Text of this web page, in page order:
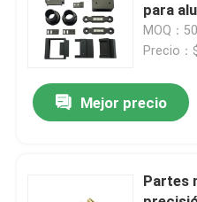
Contacta con nosotros
Noticias
Piezas de fresado CNC
para
MOQ：
Precio：
Mejor precio
Partes